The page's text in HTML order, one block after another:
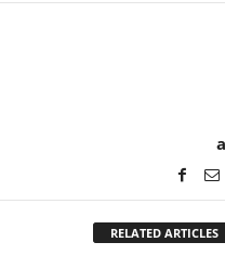
RELATED ARTICLES